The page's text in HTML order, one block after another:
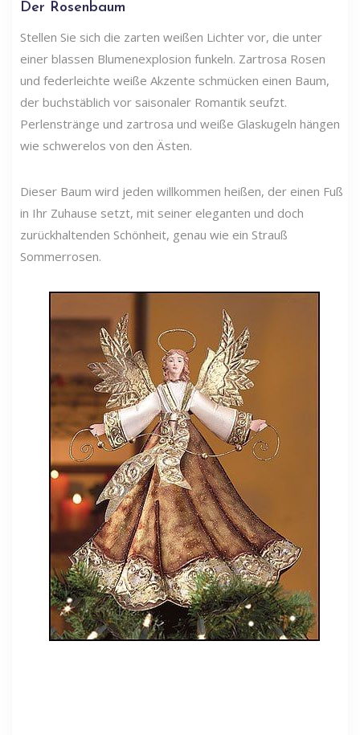
Der Rosenbaum
Stellen Sie sich die zarten weißen Lichter vor, die unter
einer blassen Blumenexplosion funkeln. Zartrosa Rosen
und federleichte weiße Akzente schmücken einen Baum,
der buchstäblich vor saisonaler Romantik seufzt.
Perlenstränge und zartrosa und weiße Glaskugeln hängen
wie schwerelos von den Ästen.
Dieser Baum wird jeden willkommen heißen, der einen Fuß
in Ihr Zuhause setzt, mit seiner eleganten und doch
zurückhaltenden Schönheit, genau wie ein Strauß
Sommerrosen.